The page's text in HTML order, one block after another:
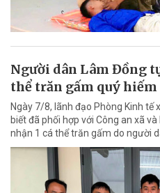
Người dân Lâm Đồng
thể trăn gấm quý hiếm
Ngày 7/8, lãnh đạo Phòng Kinh
biết đã phối hợp với Công an xã
nhận 1 cá thể trăn gấm do người